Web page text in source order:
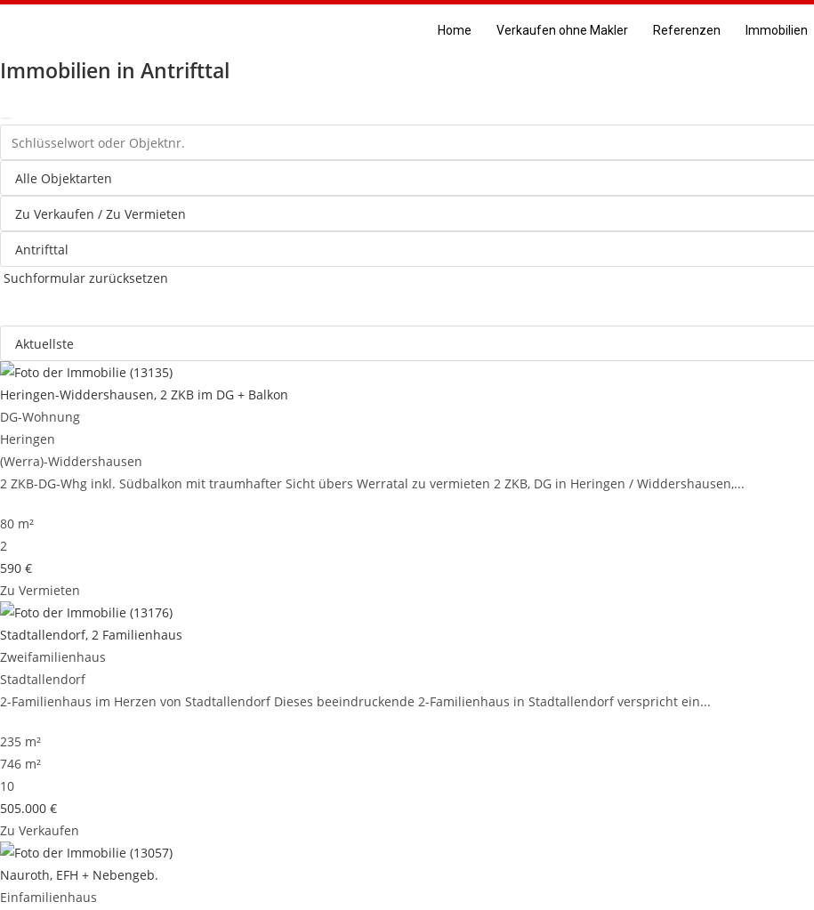
Home Verkaufen ohne Makler Referenzen Immobilien
Immobilien in Antrifttal
Suchformular zurücksetzen
Heringen-Widdershausen, 2 ZKB im DG + Balkon
DG-Wohnung
Heringen
(Werra)-Widdershausen
2 ZKB-DG-Whg inkl. Südbalkon mit traumhafter Sicht übers Werratal zu vermieten 2 ZKB, DG in Heringen / Widdershausen,...
80 m²
2
590 €
Zu Vermieten
Stadtallendorf, 2 Familienhaus
Zweifamilienhaus
Stadtallendorf
2-Familienhaus im Herzen von Stadtallendorf Dieses beeindruckende 2-Familienhaus in Stadtallendorf verspricht ein...
235 m²
746 m²
10
505.000 €
Zu Verkaufen
Nauroth, EFH + Nebengeb.
Einfamilienhaus